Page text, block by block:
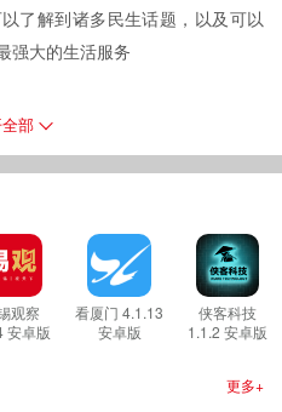
了解到诸多民生话题，以及可以
强大的生活服务
可以随时的选择，让你更好的浏
得到，让你可以更好的开启学习
时发布，让你更好的了解实时发生
行收藏保存，让轻松整理各种新
，让你更加轻松的了解新闻发生
部
观察
安卓版
看厦门 4.1.13
安卓版
侠客科技
1.1.2 安卓版
更多+